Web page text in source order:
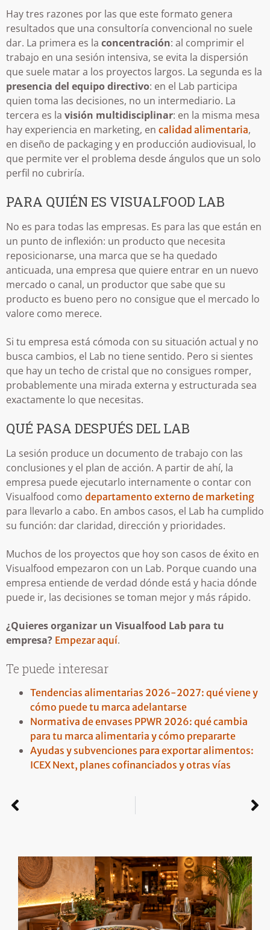
Hay tres razones por las que este formato genera
resultados que una consultoría convencional no suele
dar. La primera es la concentración: al comprimir el
trabajo en una sesión intensiva, se evita la dispersión
que suele matar a los proyectos largos. La segunda es la
presencia del equipo directivo: en el Lab participa
quien toma las decisiones, no un intermediario. La
tercera es la visión multidisciplinar: en la misma mesa
hay experiencia en marketing, en calidad alimentaria,
en diseño de packaging y en producción audiovisual, lo
que permite ver el problema desde ángulos que un solo
perfil no cubriría.
PARA QUIÉN ES VISUALFOOD LAB
No es para todas las empresas. Es para las que están en
un punto de inflexión: un producto que necesita
reposicionarse, una marca que se ha quedado
anticuada, una empresa que quiere entrar en un nuevo
mercado o canal, un productor que sabe que su
producto es bueno pero no consigue que el mercado lo
valore como merece.
Si tu empresa está cómoda con su situación actual y no
busca cambios, el Lab no tiene sentido. Pero si sientes
que hay un techo de cristal que no consigues romper,
probablemente una mirada externa y estructurada sea
exactamente lo que necesitas.
QUÉ PASA DESPUÉS DEL LAB
La sesión produce un documento de trabajo con las
conclusiones y el plan de acción. A partir de ahí, la
empresa puede ejecutarlo internamente o contar con
Visualfood como departamento externo de marketing
para llevarlo a cabo. En ambos casos, el Lab ha cumplido
su función: dar claridad, dirección y prioridades.
Muchos de los proyectos que hoy son casos de éxito en
Visualfood empezaron con un Lab. Porque cuando una
empresa entiende de verdad dónde está y hacia dónde
puede ir, las decisiones se toman mejor y más rápido.
¿Quieres organizar un Visualfood Lab para tu
empresa? Empezar aquí.
Te puede interesar
Tendencias alimentarias 2026-2027: qué viene y
cómo puede tu marca adelantarse
Normativa de envases PPWR 2026: qué cambia
para tu marca alimentaria y cómo prepararte
Ayudas y subvenciones para exportar alimentos:
ICEX Next, planes cofinanciados y otras vías